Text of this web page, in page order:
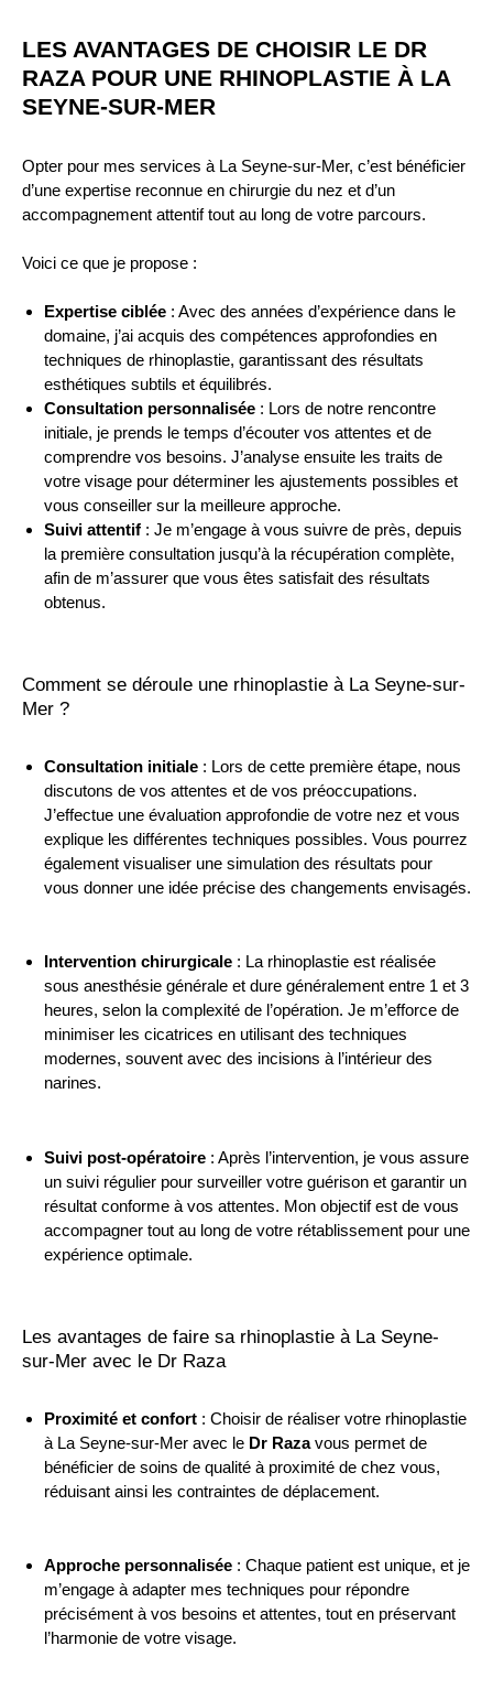
LES AVANTAGES DE CHOISIR LE DR
RAZA POUR UNE RHINOPLASTIE À LA
SEYNE-SUR-MER
Opter pour mes services à La Seyne-sur-Mer, c’est bénéficier
d’une expertise reconnue en chirurgie du nez et d’un
accompagnement attentif tout au long de votre parcours.
Voici ce que je propose :
Expertise ciblée : Avec des années d’expérience dans le
domaine, j’ai acquis des compétences approfondies en
techniques de rhinoplastie, garantissant des résultats
esthétiques subtils et équilibrés.
Consultation personnalisée : Lors de notre rencontre
initiale, je prends le temps d’écouter vos attentes et de
comprendre vos besoins. J’analyse ensuite les traits de
votre visage pour déterminer les ajustements possibles et
vous conseiller sur la meilleure approche.
Suivi attentif : Je m’engage à vous suivre de près, depuis
la première consultation jusqu’à la récupération complète,
afin de m’assurer que vous êtes satisfait des résultats
obtenus.
Comment se déroule une rhinoplastie à La Seyne-sur-
Mer ?
Consultation initiale : Lors de cette première étape, nous
discutons de vos attentes et de vos préoccupations.
J’effectue une évaluation approfondie de votre nez et vous
explique les différentes techniques possibles. Vous pourrez
également visualiser une simulation des résultats pour
vous donner une idée précise des changements envisagés.
Intervention chirurgicale : La rhinoplastie est réalisée
sous anesthésie générale et dure généralement entre 1 et 3
heures, selon la complexité de l’opération. Je m’efforce de
minimiser les cicatrices en utilisant des techniques
modernes, souvent avec des incisions à l’intérieur des
narines.
Suivi post-opératoire : Après l’intervention, je vous assure
un suivi régulier pour surveiller votre guérison et garantir un
résultat conforme à vos attentes. Mon objectif est de vous
accompagner tout au long de votre rétablissement pour une
expérience optimale.
Les avantages de faire sa rhinoplastie à La Seyne-
sur-Mer avec le Dr Raza
Proximité et confort : Choisir de réaliser votre rhinoplastie
à La Seyne-sur-Mer avec le Dr Razavous permet de
bénéficier de soins de qualité à proximité de chez vous,
réduisant ainsi les contraintes de déplacement.
Approche personnalisée : Chaque patient est unique, et je
m’engage à adapter mes techniques pour répondre
précisément à vos besoins et attentes, tout en préservant
l’harmonie de votre visage.